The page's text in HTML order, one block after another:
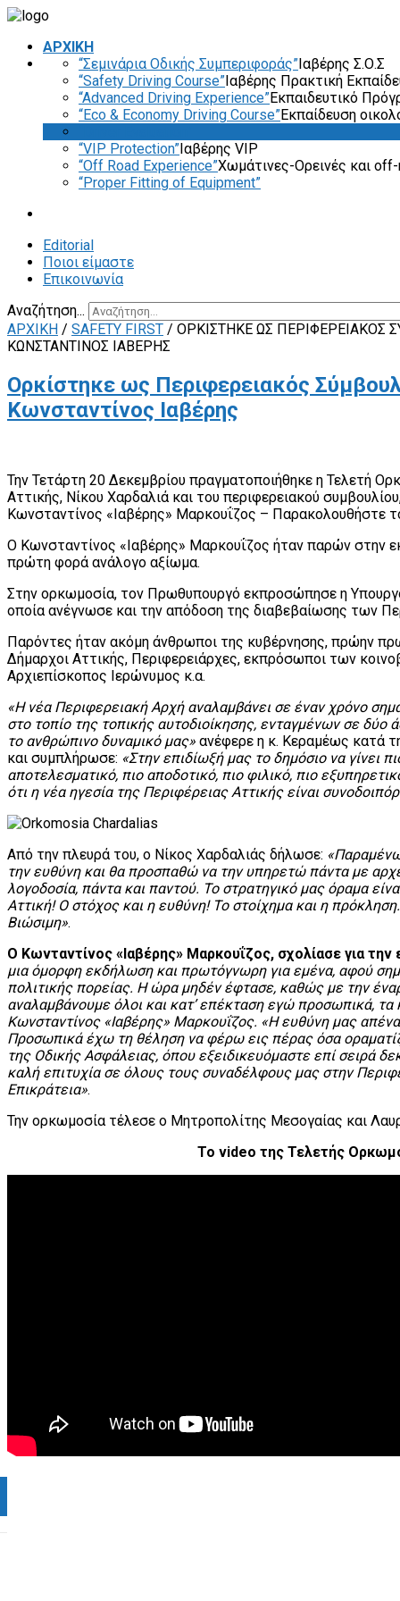
ΑΡΧΙΚΗ
“Σεμινάρια Οδικής Συμπεριφοράς”Ιαβέρης Σ.Ο.Σ
“Safety Driving Course”Ιαβέρης Πρακτική
“Advanced Driving Experience”Εκπαιδευτικό
“Eco & Economy Driving Course”Εκπαίδευση
“VIP Protection”Ιαβέρης VIP
“Off Road Experience”Χωμάτινες-Ορεινές και
“Proper Fitting of Equipment”
Editorial
Ποιοι είμαστε
Επικοινωνία
Αναζήτηση...
ΑΡΧΙΚΗ / SAFETY FIRST / ΟΡΚΊΣΤΗΚΕ ΩΣ ΠΕΡΙΦΕΡΕΙΑΚΌΣ
ΚΩΝΣΤΑΝΤΊΝΟΣ ΙΑΒΈΡΗΣ
Ορκίστηκε ως Περιφερειακός
Κωνσταντίνος Ιαβέρης
Την Τετάρτη 20 Δεκεμβρίου πραγματοποιήθηκε η Τελετή
Αττικής, Νίκου Χαρδαλιά και του περιφερειακού
Κωνσταντίνος «Ιαβέρης» Μαρκουΐζος – Παρακολουθήστε
Ο Κωνσταντίνος «Ιαβέρης» Μαρκουΐζος ήταν παρών στην
πρώτη φορά ανάλογο αξίωμα.
Στην ορκωμοσία, τον Πρωθυπουργό εκπροσώπησε η
οποία ανέγνωσε και την απόδοση της διαβεβαίωσης των
Παρόντες ήταν ακόμη άνθρωποι της κυβέρνησης, πρώην
Δήμαρχοι Αττικής, Περιφερειάρχες, εκπρόσωποι των
Αρχιεπίσκοπος Ιερώνυμος κ.α.
«Η νέα Περιφερειακή Αρχή αναλαμβάνει σε έναν χρόνο
στο τοπίο της τοπικής αυτοδιοίκησης, ενταγμένων σε δύο
το ανθρώπινο δυναμικό μας» ανέφερε η κ. Κεραμέως κατά
και συμπλήρωσε: «Στην επιδίωξή μας το δημόσιο να γίνει
αποτελεσματικό, πιο αποδοτικό, πιο φιλικό, πιο
ότι η νέα ηγεσία της Περιφέρειας Αττικής είναι
Από την πλευρά του, ο Νίκος Χαρδαλιάς δήλωσε:
την ευθύνη και θα προσπαθώ να την υπηρετώ πάντα με
λογοδοσία, πάντα και παντού. Το στρατηγικό μας όραμα
Αττική! Ο στόχος και η ευθύνη! Το στοίχημα και η
Βιώσιμη».
Ο Κωνταντίνος «Ιαβέρης» Μαρκουΐζος, σχολίασε για
μια όμορφη εκδήλωση και πρωτόγνωρη για εμένα, αφού
πολιτικής πορείας. Η ώρα μηδέν έφτασε, καθώς με την
αναλαμβάνουμε όλοι και κατ’ επέκταση εγώ προσωπικά,
Κωνσταντίνος «Ιαβέρης» Μαρκουΐζος. «Η ευθύνη μας
Προσωπικά έχω τη θέληση να φέρω εις πέρας όσα
της Οδικής Ασφάλειας, όπου εξειδικευόμαστε επί σειρά
καλή επιτυχία σε όλους τους συναδέλφους μας στην
Επικράτεια».
Την ορκωμοσία τέλεσε ο Μητροπολίτης Μεσογαίας και
Το video της Τελετής